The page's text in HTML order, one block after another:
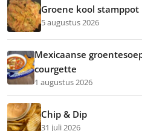
Groene kool stamppot
5 augustus 2026
Mexicaanse
courgette
1 augustus 2026
Chip & Dip
31 juli 2026